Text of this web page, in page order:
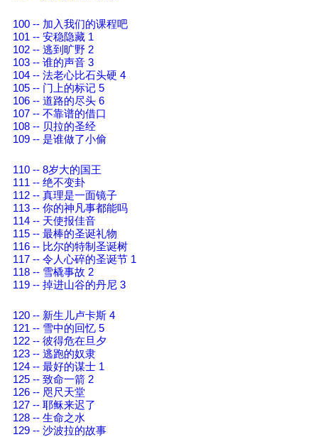
100 -- 加入我们的课程吧
101 -- 安稳隐藏 1
102 -- 逃到旷野 2
103 -- 谁的声音 3
104 -- 法老心比石头硬 4
105 -- 门上的标记 5
106 -- 道路的尽头 6
107 -- 不靠谱的借口
108 -- 贝拉的圣经
109 -- 是谁做了小偷
110 -- 8岁大的国王
111 -- 绝不变卦
112 -- 真理是一面镜子
113 -- 你的神凡事都能吗
114 -- 天使报佳音
115 -- 最棒的圣诞礼物
116 -- 比尔的特制圣诞树
117 -- 令人心碎的圣诞节 1
118 -- 雪橇事故 2
119 -- 掉进山谷的丹尼 3
120 -- 新生儿卢卡斯 4
121 -- 雪中的回忆 5
122 -- 彼得危在旦夕
123 -- 逃跑的奴隶
124 -- 最好的谋士 1
125 -- 致命一箭 2
126 -- 咫尺天堂
127 -- 耶稣来迟了
128 -- 生命之水
129 -- 沙波拉的故事